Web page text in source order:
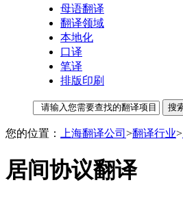
母语翻译
翻译领域
本地化
口译
笔译
排版印刷
您的位置： 上海翻译公司 >翻译行业>
居间协议翻译